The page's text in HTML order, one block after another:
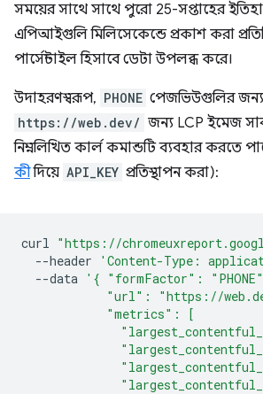
সময়ের সাথে সাথে পুরো 25-সপ্তাহের
এপিআইগুলি মিলিসেকেন্ডে প্রকাশ করা
পার্সেন্টাইল হিসাবে ডেটা উপলব্ধ করে।
উদাহরণস্বরূপ, PHONE পেজভিউগুলির জন্য
https://web.dev/ জন্য LCP ইমেজ
নিম্নলিখিত কার্ল কমান্ডটি ব্যবহার করতে
কীদিয়ে API_KEY প্রতিস্থাপন করা):
curl "https://
--header
'Content-Type:
--data '{ "formFactor":
"url": "https://
            "metrics": [